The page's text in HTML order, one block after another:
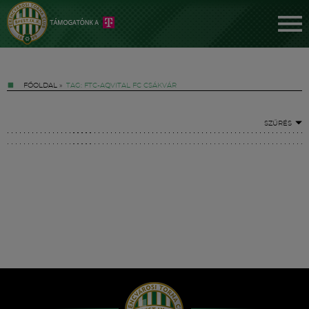
FŐOLDAL » TAG: FTC-AQVITAL FC CSÁKVÁR
SZŰRÉS
Hírek